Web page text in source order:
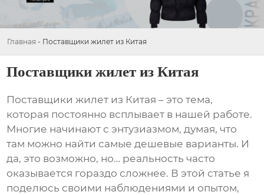
Главная - Поставщики жилет из Китая
Поставщики жилет из Китая
Поставщики жилет из Китая – это тема,
которая постоянно всплывает в нашей работе.
Многие начинают с энтузиазмом, думая, что
там можно найти самые дешевые варианты. И
да, это возможно, но… реальность часто
оказывается гораздо сложнее. В этой статье я
поделюсь своими наблюдениями и опытом,